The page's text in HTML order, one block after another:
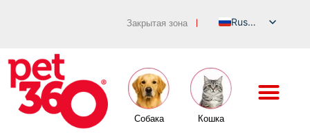
Закрытая зона |
Russian
German
Собака Кошка